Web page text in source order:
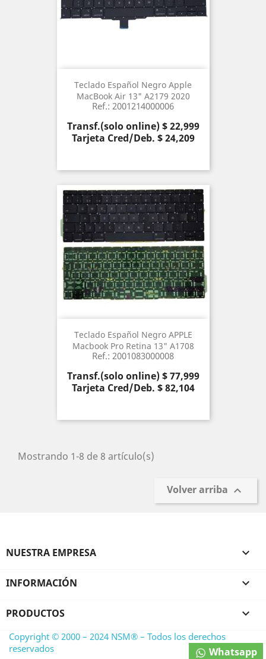
Teclado Español Negro Apple
MacBook Air 13" A2179 2020
Ref.: 2001214000006
Precio
Transf.(solo online) $ 22,999
Tarjeta Cred/Deb. $ 24,209
Teclado Español Negro APPLE
Macbook Pro Retina 13" A1708
Ref.: 2001083000008
Precio
Transf.(solo online) $ 77,999
Tarjeta Cred/Deb. $ 82,104
Mostrando 1-8 de 8 artículo(s)
Volver arriba 
NUESTRA EMPRESA 
INFORMACIÓN 
PRODUCTOS 
Whatsapp
Copyright © 2000 – 2024 NSM® – Todos los derechos
reservados